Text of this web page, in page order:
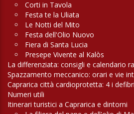
Corti in Tavola
Festa te la Uliata
Le Notti del Mito
Festa dell'Olio Nuovo
Fiera di Santa Lucia
Presepe Vivente al Kalòs
La differenziata: consigli e calendario
Spazzamento meccanico: orari e vie
Caprarica città cardioprotetta: 4 i
Numeri utili
Itinerari turistici a Caprarica e dintorni